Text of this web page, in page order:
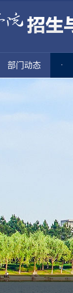
部门动态 ·